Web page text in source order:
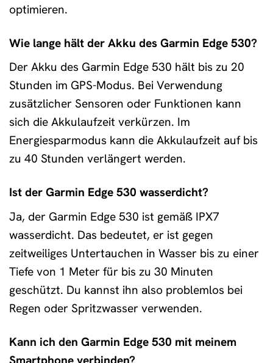
optimieren.
Wie lange hält der Akku des Garmin Edge 530?
Der Akku des Garmin Edge 530 hält bis zu 20
Stunden im GPS-Modus. Bei Verwendung
zusätzlicher Sensoren oder Funktionen kann
sich die Akkulaufzeit verkürzen. Im
Energiesparmodus kann die Akkulaufzeit auf bis
zu 40 Stunden verlängert werden.
Ist der Garmin Edge 530 wasserdicht?
Ja, der Garmin Edge 530 ist gemäß IPX7
wasserdicht. Das bedeutet, er ist gegen
zeitweiliges Untertauchen in Wasser bis zu einer
Tiefe von 1 Meter für bis zu 30 Minuten
geschützt. Du kannst ihn also problemlos bei
Regen oder Spritzwasser verwenden.
Kann ich den Garmin Edge 530 mit meinem